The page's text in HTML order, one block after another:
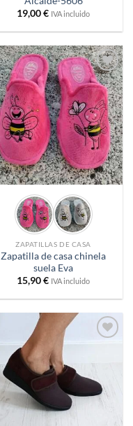
19,00€ IVA incluido
Añadir
a
deseos
ZAPATILLAS DE CASA
Zapatilla de casa chinela
suela Eva
15,90€ IVA incluido